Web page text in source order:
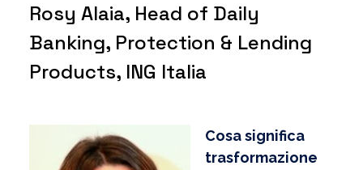
Rosy Alaia, Head of Daily
Banking, Protection & Lending
Products, ING Italia
Cosa significa
trasformazione